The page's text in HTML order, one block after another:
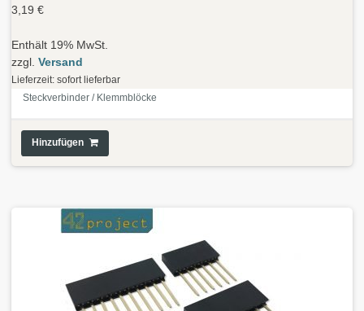
3,19 €
Enthält 19% MwSt.
zzgl. Versand
Lieferzeit: sofort lieferbar
Steckverbinder / Klemmblöcke
Hinzufügen